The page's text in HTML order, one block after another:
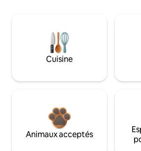
Cuisine
Animaux acceptés